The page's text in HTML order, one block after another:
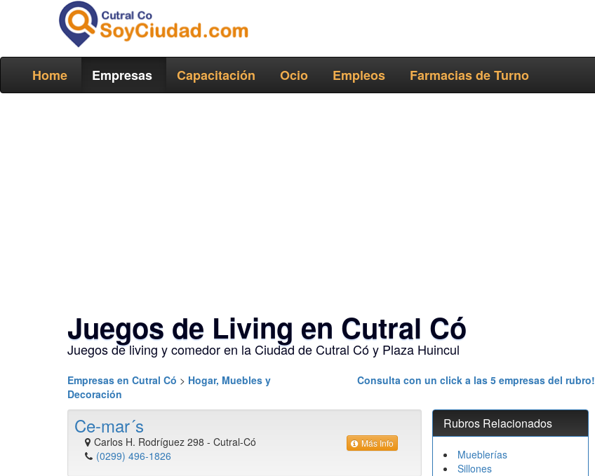
Home Empresas Capacitación Ocio Empleos Farmacias de Turno
Juegos de Living en Cutral Có
Juegos de living y comedor en la Ciudad de Cutral Có y Plaza Huincul
Empresas en Cutral Có > Hogar, Muebles y
Decoración
Consulta con un click a las 5 empresas del rubro!
Ce-mar´s
Carlos H. Rodríguez 298 - Cutral-Có
(0299) 496-1826
Más Info
Rubros Relacionados
Mueblerías
Sillones